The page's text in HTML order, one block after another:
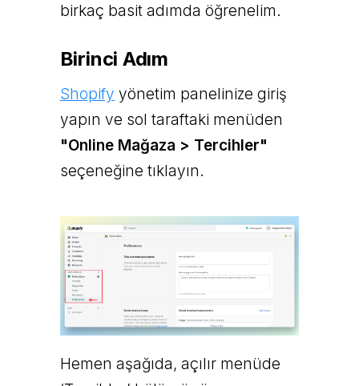
birkaç basit adımda öğrenelim.
Birinci Adım
Shopify yönetim panelinize giriş
yapın ve sol taraftaki menüden
"Online Mağaza > Tercihler"
seçeneğine tıklayın.
Hemen aşağıda, açılır menüde